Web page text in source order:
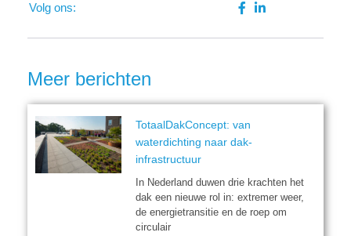
Volg ons:
Meer berichten
TotaalDakConcept: van
waterdichting naar dak-
infrastructuur
In Nederland duwen drie krachten het
dak een nieuwe rol in: extremer weer,
de energietransitie en de roep om
circulair